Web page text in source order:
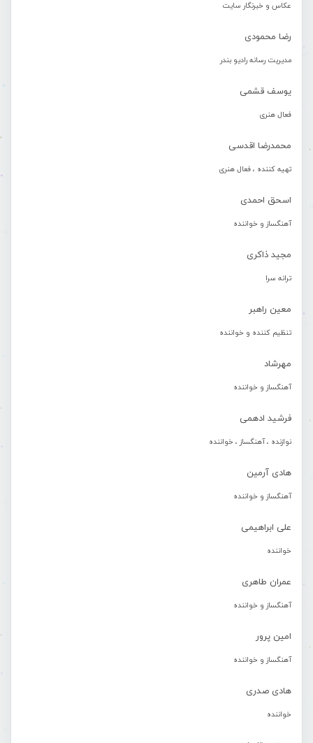
عکاس و خبرنگار سایت
رضا محمودی
مدیریت رسانه رادیو بندر
یوسف قشمی
فعال هنری
محمدرضا اقدسی
تهیه کننده ، فعال هنری
اسحق احمدی
آهنگساز و خواننده
مجید ذاکری
ترانه سرا
معین راهبر
تنظیم کننده و خواننده
مهرشاد
آهنگساز و خواننده
فرشید ادهمی
نوازنده ، آهنگساز ، خواننده
هادی آرمین
آهنگساز و خواننده
علی ابراهیمی
خواننده
عمران طاهری
آهنگساز و خواننده
امین پرور
آهنگساز و خواننده
هادی صدری
خواننده